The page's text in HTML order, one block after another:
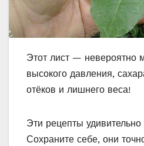
Этот лист — невероятно
высокого давления,
отёков и лишнего веса!
Эти рецепты
Сохраните себе, они